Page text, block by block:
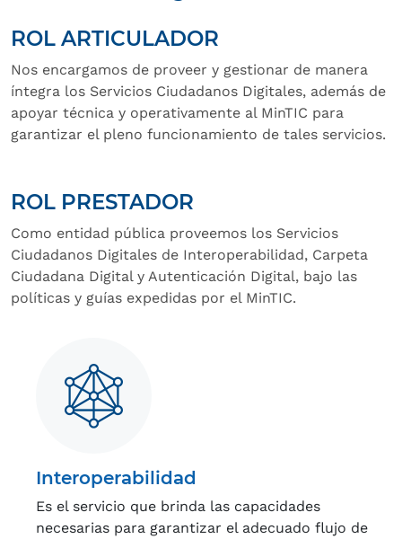
ROL ARTICULADOR
Nos encargamos de proveer y gestionar de manera
íntegra los Servicios Ciudadanos Digitales, además de
apoyar técnica y operativamente al MinTIC para
garantizar el pleno funcionamiento de tales servicios.
ROL PRESTADOR
Como entidad pública proveemos los Servicios
Ciudadanos Digitales de Interoperabilidad, Carpeta
Ciudadana Digital y Autenticación Digital, bajo las
políticas y guías expedidas por el MinTIC.
Interoperabilidad
Es el servicio que brinda las capacidades
necesarias para garantizar el adecuado flujo de